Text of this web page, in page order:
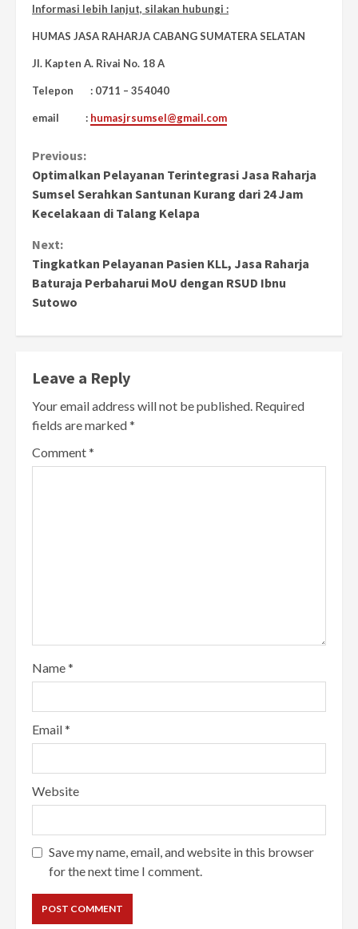
Informasi lebih lanjut, silakan hubungi :
HUMAS JASA RAHARJA CABANG SUMATERA SELATAN
Jl. Kapten A. Rivai No. 18 A
Telepon : 0711 – 354040
email : humasjrsumsel@gmail.com
Continue
Reading
Previous:
Optimalkan Pelayanan Terintegrasi Jasa Raharja
Sumsel Serahkan Santunan Kurang dari 24 Jam
Kecelakaan di Talang Kelapa
Next:
Tingkatkan Pelayanan Pasien KLL, Jasa Raharja
Baturaja Perbaharui MoU dengan RSUD Ibnu
Sutowo
Leave a Reply
Your email address will not be published. Required
fields are marked*
Comment*
Name*
Email*
Website
Save my name, email, and website in this browser
for the next time I comment.